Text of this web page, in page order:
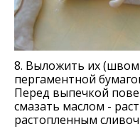
8. Выложить их (швом
пергаментной
Перед выпечкой
смазать маслом -
растопленным